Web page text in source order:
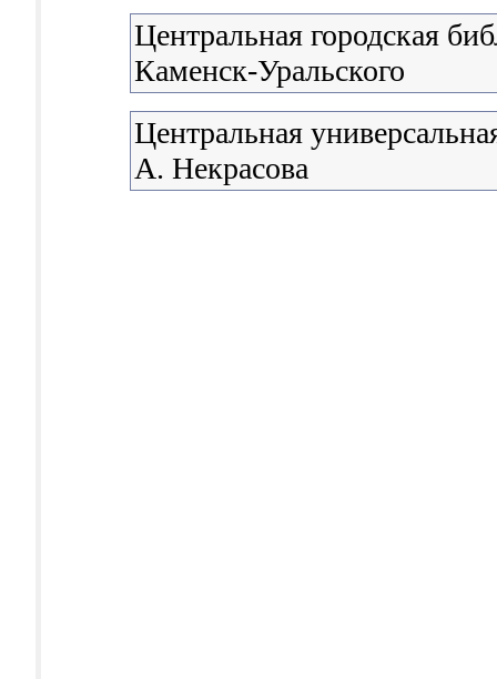
Центральная городская
Каменск-Уральского
Центральная
А. Некрасова